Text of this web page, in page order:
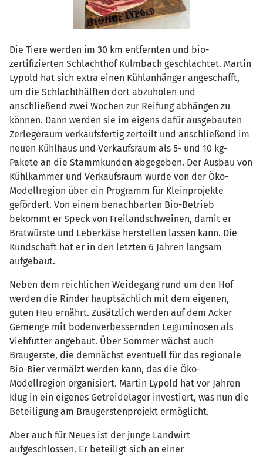
Die Tiere werden im 30 km entfernten und bio-
zertifizierten Schlachthof Kulmbach geschlachtet. Martin
Lypold hat sich extra einen Kühlanhänger angeschafft,
um die Schlachthälften dort abzuholen und
anschließend zwei Wochen zur Reifung abhängen zu
können. Dann werden sie im eigens dafür ausgebauten
Zerlegeraum verkaufsfertig zerteilt und anschließend im
neuen Kühlhaus und Verkaufsraum als 5- und 10 kg-
Pakete an die Stammkunden abgegeben. Der Ausbau von
Kühlkammer und Verkaufsraum wurde von der Öko-
Modellregion über ein Programm für Kleinprojekte
gefördert. Von einem benachbarten Bio-Betrieb
bekommt er Speck von Freilandschweinen, damit er
Bratwürste und Leberkäse herstellen lassen kann. Die
Kundschaft hat er in den letzten 6 Jahren langsam
aufgebaut.
Neben dem reichlichen Weidegang rund um den Hof
werden die Rinder hauptsächlich mit dem eigenen,
guten Heu ernährt. Zusätzlich werden auf dem Acker
Gemenge mit bodenverbessernden Leguminosen als
Viehfutter angebaut. Über Sommer wächst auch
Braugerste, die demnächst eventuell für das regionale
Bio-Bier vermälzt werden kann, das die Öko-
Modellregion organisiert. Martin Lypold hat vor Jahren
klug in ein eigenes Getreidelager investiert, was nun die
Beteiligung am Braugerstenprojekt ermöglicht.
Aber auch für Neues ist der junge Landwirt
aufgeschlossen. Er beteiligt sich an einer